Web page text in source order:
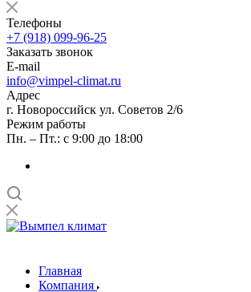
Телефоны
+7 (918) 099-96-25
Заказать звонок
E-mail
info@vimpel-climat.ru
Адрес
г. Новороссийск ул. Советов 2/6
Режим работы
Пн. – Пт.: с 9:00 до 18:00
Главная
Компания